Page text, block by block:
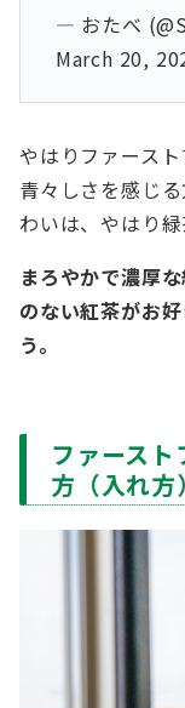
— おたべ
March 20,
やはりファース
青々しさを感じ
わいは、やはり
まろやかで濃厚
のない紅茶がお
う。
ファース
方（入れ方）